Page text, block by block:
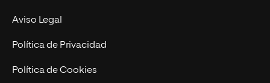
Experto Universitario
Postgrados
Cursos Universitarios
Nuestro Equipo
Trabaja en UNIR
Actualidad
Aviso Legal
Política de Privacidad
Política de Cookies